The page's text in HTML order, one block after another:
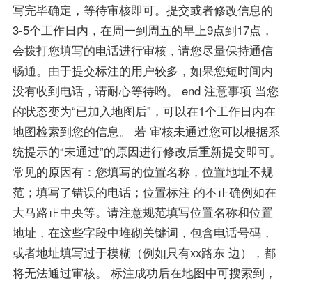
写完毕确定，等待审核即可。提交或者修改信息的
3-5个工作日内，在周一到周五的早上9点到17点，
会拨打您填写的电话进行审核，请您尽量保持通信
畅通。由于提交标注的用户较多，如果您短时间内
没有收到电话，请耐心等待哟。 end 注意事项 当您
的状态变为“已加入地图后”，可以在1个工作日内在
地图检索到您的信息。 若 审核未通过您可以根据系
统提示的“未通过”的原因进行修改后重新提交即可。
常见的原因有：您填写的位置名称，位置地址不规
范；填写了错误的电话；位置标注 的不正确例如在
大马路正中央等。请注意规范填写位置名称和位置
地址，在这些字段中堆砌关键词，包含电话号码，
或者地址填写过于模糊（例如只有xx路东 边），都
将无法通过审核。 标注成功后在地图中可搜索到，